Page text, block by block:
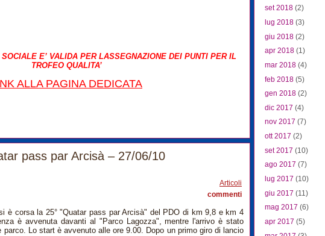
E’ VALIDA PER LASSEGNAZIONE DEI PUNTI PER IL
TROFEO QUALITA’
ALLA PAGINA DEDICATA
pass par Arcisà – 27/06/10
Articoli
commenti
è corsa la 25° "Quatar pass par Arcisà" del PDO di km 9,8 e km 4
è avvenuta davanti al "Parco Lagozza", mentre l'arrivo è stato
parco. Lo start è avvenuto alle ore 9.00. Dopo un primo giro di lancio
set 2018 (2)
lug 2018 (3)
giu 2018 (2)
apr 2018 (1)
mar 2018 (4)
feb 2018 (5)
gen 2018 (2)
dic 2017 (4)
nov 2017 (7)
ott 2017 (2)
set 2017 (10)
ago 2017 (7)
lug 2017 (10)
giu 2017 (11)
mag 2017 (6)
apr 2017 (5)